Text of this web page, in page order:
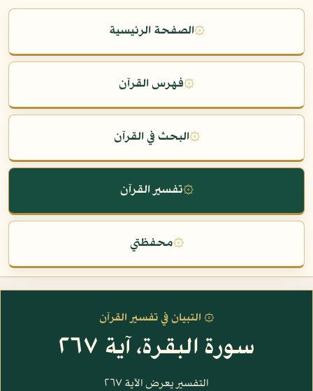
۞الصفحة الرئيسية
۞فهرس القرآن
۞البحث في القرآن
۞تفسير القرآن
۞محفظتي
۞ التبيان في تفسير القرآن
سورة البقرة، آية ٢٦٧
التفسير يعرض الآية ٢٦٧